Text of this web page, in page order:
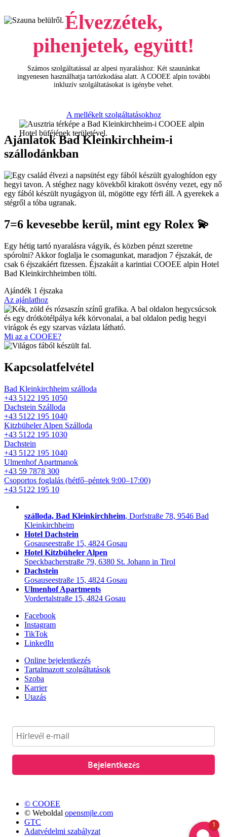
Élvezzétek,
pihenjetek, együtt!
Számos szolgáltatással az alpesi nyaraláshoz: Két szaunánkat
ingyenesen használhatja tartózkodása alatt. A COOEE alpin további
inkluzív szolgáltatásokat is igénybe vehet.
A mellékelt szolgáltatásokhoz
Ajánlatok Bad Kleinkirchheim-i
szállodánkban
7=6 kevesebbe kerül, mint egy Rolex 💫
Egy hétig tartó nyaralásra vágyik, és közben pénzt szeretne
spórolni? Akkor foglalja le csomagunkat, maradjon 7 éjszakát, de
csak 6 éjszakáért fizessen. Éjszakáit a karintiai COOEE alpin Hotel
Bad Kleinkirchheimben tölti.
Ajándék 1 éjszaka
Az ajánlathoz
Mi az a COOEE?
Kapcsolatfelvétel
Bad Kleinkirchheim szálloda
+43 5122 195 1050
Dachstein Szálloda
+43 5122 195 1040
Kitzbüheler Alpen Szálloda
+43 5122 195 1030
Dachstein
+43 5122 195 1040
Ulmenhof Apartmanok
+43 59 7878 300
Csoportos foglalás (hétfő–péntek 9:00–17:00)
+43 5122 195 10
szálloda, Bad Kleinkirchheim, Dorfstraße 78, 9546 Bad
Kleinkirchheim
Hotel Dachstein
Gosauseestraße 15, 4824 Gosau
Hotel Kitzbüheler Alpen
Speckbacherstraße 79, 6380 St. Johann in Tirol
Dachstein
Gosauseestraße 15, 4824 Gosau
Ulmenhof Apartments
Vordertalstraße 15, 4824 Gosau
Facebook
Instagram
TikTok
LinkedIn
Online bejelentkezés
Tartalmazott szolgáltatások
Szoba
Karrier
Utazás
Bejelentkezés
© COOEE
© Weboldal opensmjle.com
GTC
Adatvédelmi szabályzat
1